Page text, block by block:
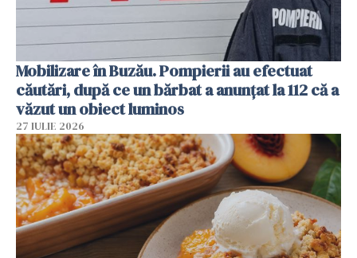
Mobilizare în Buzău. Pompierii au efectuat
căutări, după ce un bărbat a anunțat la 112 că a
văzut un obiect luminos
27 IULIE 2026